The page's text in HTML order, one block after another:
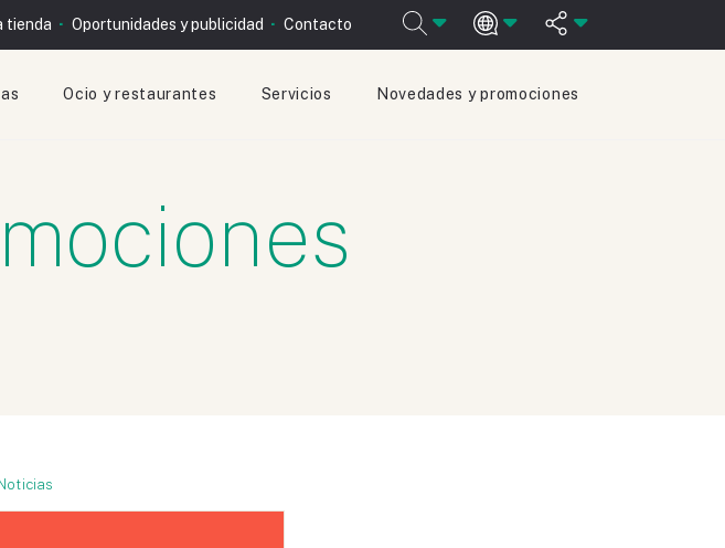
tienda Oportunidades y publicidad Contacto
ESPAÑOL ENGLISH
Ocio y restaurantes Servicios Novedades y promociones
Noticias